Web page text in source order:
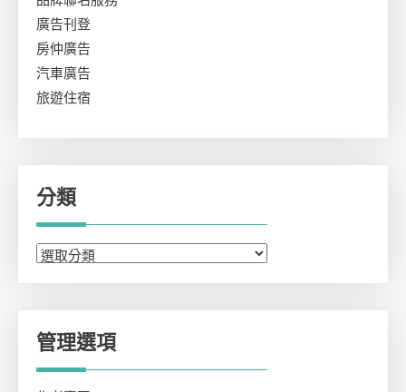
廣告刊登
房仲廣告
汽車廣告
旅遊住宿
分類
分
管理選項